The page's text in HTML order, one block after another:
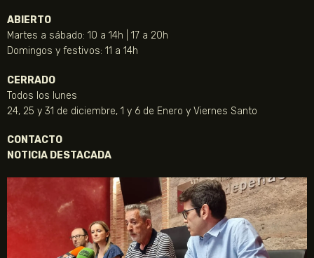
ABIERTO
Martes a sábado: 10 a 14h | 17 a 20h
Domingos y festivos: 11 a 14h
CERRADO
Todos los lunes
24, 25 y 31 de diciembre, 1 y 6 de Enero y Viernes Santo
CONTACTO
NOTICIA DESTACADA